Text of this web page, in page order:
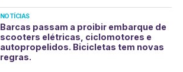
NOTÍCIAS
Barcas passam a proibir embarque de
scooters elétricas, ciclomotores e
autopropelidos. Bicicletas tem novas
regras.